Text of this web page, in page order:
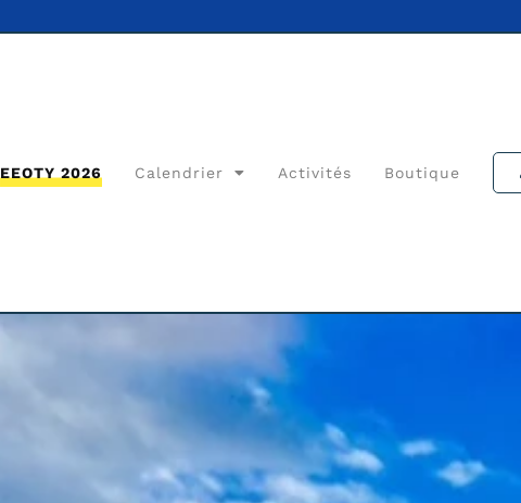
EEOTY 2026 Calendrier Activités Boutique